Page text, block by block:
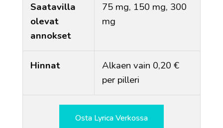
Saatavilla
olevat
annokset
75 mg, 150 mg, 300
mg
Hinnat
Alkaen vain 0,20 €
per pilleri
Osta Lyrica Verkossa